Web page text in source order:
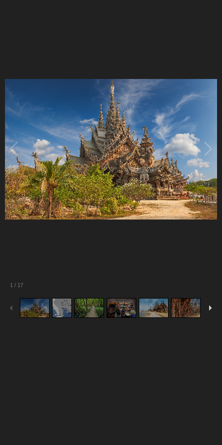
1 / 17